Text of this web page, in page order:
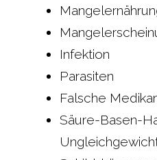
Infektion
Parasiten
Falsche
Säure-Basen-